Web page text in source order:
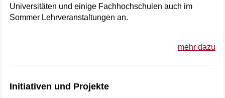
Universitäten und einige Fachhochschulen auch im
Sommer Lehrveranstaltungen an.
mehr dazu
Initiativen und Projekte